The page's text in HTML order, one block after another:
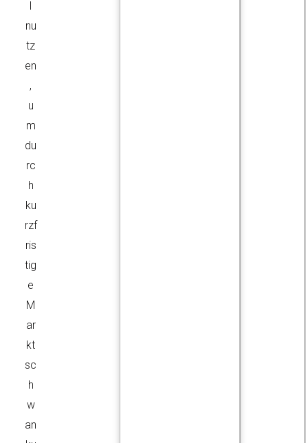
nu
tz
en
,
u
m
du
rc
h
ku
rzf
ris
tig
e
M
ar
kt
sc
h
w
an